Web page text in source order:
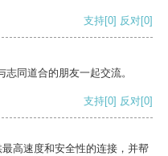
支持[0] 反对[0]
同道合的朋友一起交流。
支持[0] 反对[0]
高速度和安全性的连接，并帮